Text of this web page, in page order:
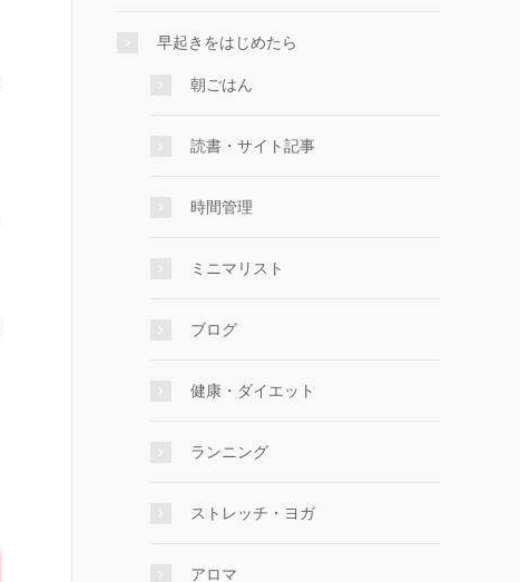
早起きをはじめたら
朝ごはん
読書・サイト記事
時間管理
ミニマリスト
ブログ
健康・ダイエット
ランニング
ストレッチ・ヨガ
アロマ